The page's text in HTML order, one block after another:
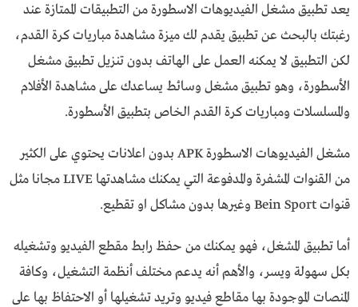
يعد تطبيق مشغل الفيديوهات الاسطورة من التطبيقات الممتازة عند
رغبتك بالبحث عن تطبيق يقدم لك ميزة مشاهدة مباريات كرة القدم،
لكن التطبيق لا يمكنه العمل على الهاتف بدون تنزيل تطبيق مشغل
الأسطورة، وهو تطبيق مشغل وسائط يساعدك على مشاهدة الأفلام
والمسلسلات ومباريات كرة القدم الخاص بتطبيق الأسطورة.
مشغل الفيديوهات الاسطورة APK بدون اعلانات يحتوي على الكثير
من القنوات المشفرة والمدفوعة التي يمكنك مشاهدتها LIVE مجانا مثل
قنوات Bein Sport وغيرها بدون مشاكل او تقطيع.
أما تطبيق المشغل، فهو يمكنك من حفظ رابط مقطع الفيديو وتشغيله
بكل سهولة ويسر، والأهم أنه يدعم مختلف أنظمة التشغيل، وكافة
المنصات الموجودة بها مقاطع فيديو وتريد تشغيلها أو الاحتفاظ بها على